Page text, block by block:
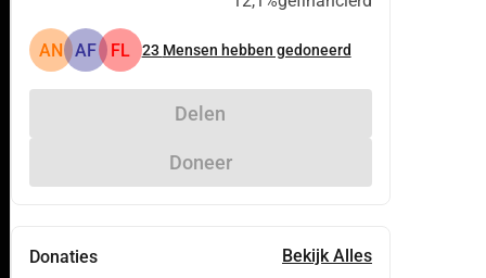
AN AF FL 23 Mensen hebben gedoneerd
Delen
Doneer
Donaties Bekijk Alles